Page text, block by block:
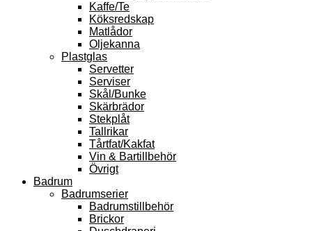
Kaffe/Te
Köksredskap
Matlådor
Oljekanna
Plastglas
Servetter
Serviser
Skål/Bunke
Skärbrädor
Stekplåt
Tallrikar
Tårtfat/Kakfat
Vin & Bartillbehör
Övrigt
Badrum
Badrumserier
Badrumstillbehör
Brickor